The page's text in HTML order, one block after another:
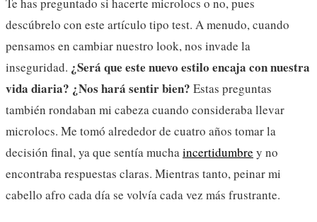
descúbrelo con este artículo tipo test. A menudo, cuando
pensamos en cambiar nuestro look, nos invade la
inseguridad. ¿Será que este nuevo estilo encaja con nuestra
vida diaria? ¿Nos hará sentir bien? Estas preguntas
también rondaban mi cabeza cuando consideraba llevar
microlocs. Me tomó alrededor de cuatro años tomar la
decisión final, ya que sentía muchaincertidumbre y no
encontraba respuestas claras. Mientras tanto, peinar mi
cabello afro cada día se volvía cada vez más frustrante.